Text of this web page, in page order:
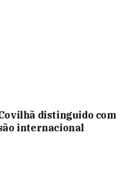
distinguido com
internacional